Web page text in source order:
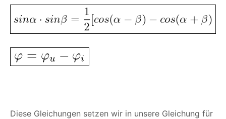
Diese Gleichungen setzen wir in unsere Gleichung für